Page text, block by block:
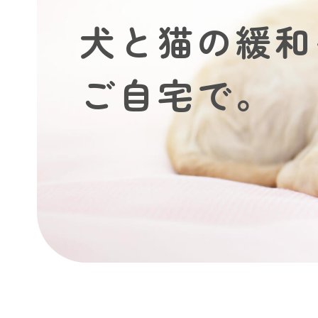
犬と猫の緩
ご自宅で。